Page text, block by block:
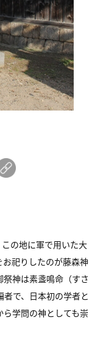
の地に軍で用いた大
祀りしたのが藤森神
神は素盞鳴命（すさ
で、日本初の学者と
学問の神としても崇